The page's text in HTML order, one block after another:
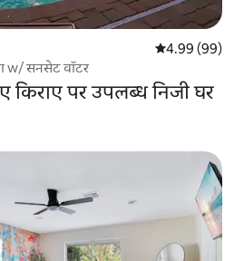
औसत रेटिंग 5 में
4.99 (99)
w/ सनसेट वॉटर
किराए पर उपलब्ध निजी घर